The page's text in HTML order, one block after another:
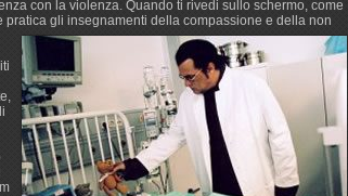
con la violenza. Quando ti rivedi sullo schermo, come
gli insegnamenti della compassione e della non